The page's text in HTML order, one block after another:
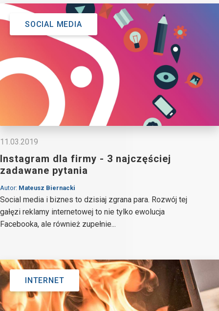
SOCIAL MEDIA
11.03.2019
Instagram dla firmy - 3 najczęściej
zadawane pytania
Autor: Mateusz Biernacki
Social media i biznes to dzisiaj zgrana para. Rozwój tej
gałęzi reklamy internetowej to nie tylko ewolucja
Facebooka, ale również zupełnie...
INTERNET